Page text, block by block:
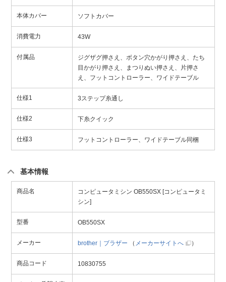
本体カバー ソフトカバー
消費電力 43W
付属品
ジグザグ押さえ、ボタン穴かがり押さえ、たち
目かがり押さえ、まつりぬい押さえ、片押さ
え、フットコントローラー、ワイドテーブル
仕様1 3ステップ糸通し
仕様2 下糸クイック
仕様3 フットコントローラー、ワイドテーブル同梱
基本情報
商品名
コンピュータミシン OB550SX [コンピュータミ
シン]
型番 OB550SX
メーカー brother｜ブラザー （ メーカーサイトへ ）
商品コード 10830755